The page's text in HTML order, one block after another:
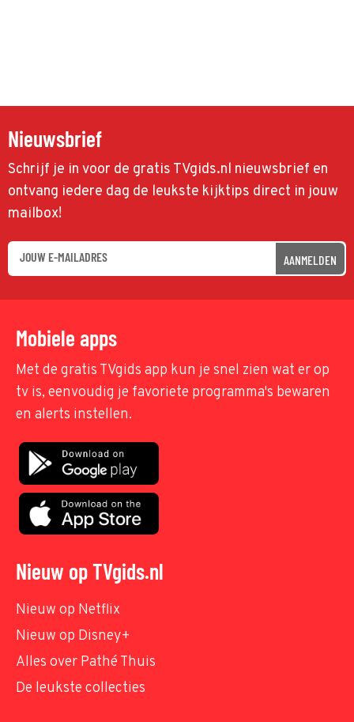
Nieuwsbrief
Schrijf je in voor de gratis TVgids.nl nieuwsbrief en
ontvang iedere dag de leukste kijktips direct in jouw
mailbox!
AANMELDEN
Mobiele apps
Met de gratis TVgids app kun je snel zien wat er op
tv is, eenvoudig je favoriete programma's bewaren
en alerts instellen.
Nieuw op TVgids.nl
Nieuw op Netflix
Nieuw op Disney+
Alles over Pathé Thuis
De leukste collecties